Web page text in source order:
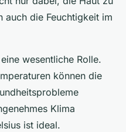
auch die Feuchtigkeit im
wesentliche Rolle.
können die
Klima
ist ideal.